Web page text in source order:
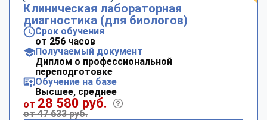
Клиническая лабораторная
диагностика (для биологов)
Срок обучения
от 256 часов
Получаемый документ
Диплом о профессиональной
переподготовке
Обучение на базе
Высшее, среднее
от 28 580 руб.
от 47 633 руб.